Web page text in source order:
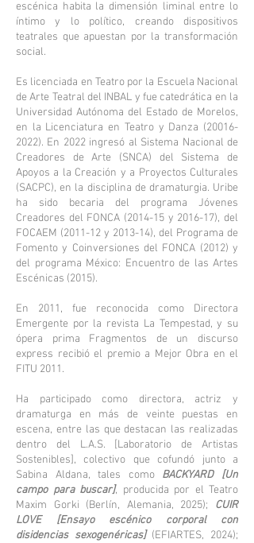
escénica habita la dimensión liminal entre lo
íntimo y lo político, creando dispositivos
teatrales que apuestan por la transformación
social.
Es licenciada en Teatro por la Escuela Nacional
de Arte Teatral del INBAL y fue catedrática en la
Universidad Autónoma del Estado de Morelos,
en la Licenciatura en Teatro y Danza (20016-
2022). En 2022 ingresó al Sistema Nacional de
Creadores de Arte (SNCA) del Sistema de
Apoyos a la Creación y a Proyectos Culturales
(SACPC), en la disciplina de dramaturgia. Uribe
ha sido becaria del programa Jóvenes
Creadores del FONCA (2014-15 y 2016-17), del
FOCAEM (2011-12 y 2013-14), del Programa de
Fomento y Coinversiones del FONCA (2012) y
del programa México: Encuentro de las Artes
Escénicas (2015).
En 2011, fue reconocida como Directora
Emergente por la revista La Tempestad, y su
ópera prima Fragmentos de un discurso
express recibió el premio a Mejor Obra en el
FITU 2011.
Ha participado como directora, actriz y
dramaturga en más de veinte puestas en
escena, entre las que destacan las realizadas
dentro del L.A.S. [Laboratorio de Artistas
Sostenibles], colectivo que cofundó junto a
Sabina Aldana, tales como BACKYARD [Un
campo para buscar], producida por el Teatro
Maxim Gorki (Berlín, Alemania, 2025); CUIR
LOVE [Ensayo escénico corporal con
disidencias sexogenéricas](EFIARTES, 2024);